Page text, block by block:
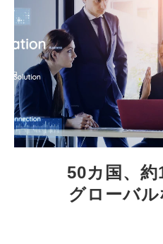
50カ国、
グローバル